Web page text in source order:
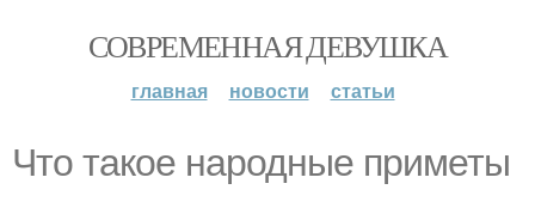
СОВРЕМЕННАЯ ДЕВУШКА
главная новости статьи
Что такое народные приметы